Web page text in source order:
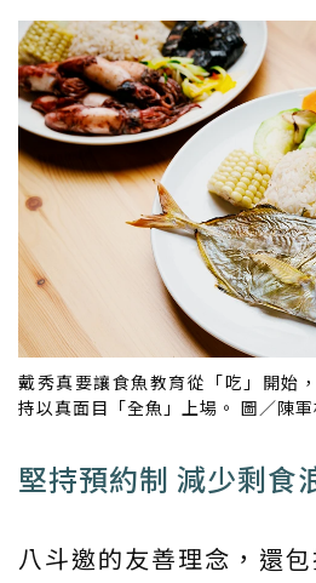
戴秀真要讓食魚教育從「吃」開始
持以真面目「全魚」上場。 圖／陳
堅持預約制 減少剩食
八斗邀的友善理念，還